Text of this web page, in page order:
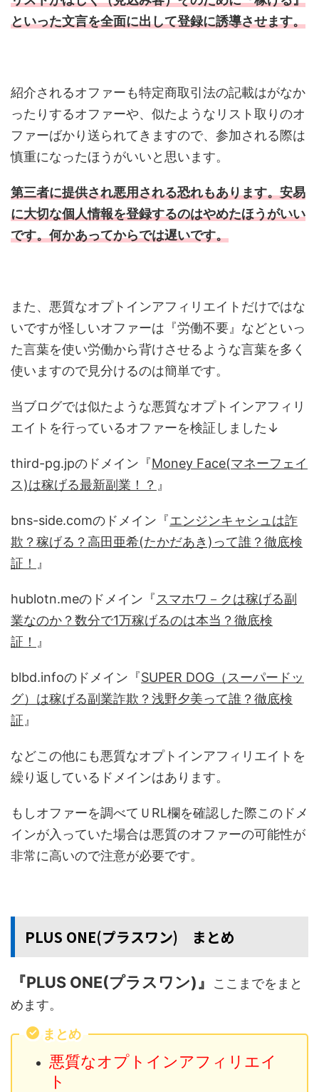
といった文言を全面に出して登録に誘導させます。
紹介されるオファーも特定商取引法の記載はがなか
ったりするオファーや、似たようなリスト取りのオ
ファーばかり送られてきますので、参加される際は
慎重になったほうがいいと思います。
第三者に提供され悪用される恐れもあります。安易
に大切な個人情報を登録するのはやめたほうがいい
です。何かあってからでは遅いです。
また、悪質なオプトインアフィリエイトだけではな
いですが怪しいオファーは『労働不要』などといっ
た言葉を使い労働から背けさせるような言葉を多く
使いますので見分けるのは簡単です。
当ブログでは似たような悪質なオプトインアフィリ
エイトを行っているオファーを検証しました↓
third-pg.jpのドメイン『Money Face(マネーフェイ
ス)は稼げる最新副業！？ 』
bns-side.comのドメイン『エンジンキャシュは詐
欺？稼げる？高田亜希(たかだあき)って誰？徹底検
証！
』
hublotn.meのドメイン『 スマホワ－クは稼げる副
業なのか？数分で1万稼げるのは本当？徹底検
証！
』
blbd.infoのドメイン『SUPER DOG（スーパードッ
グ）は稼げる副業詐欺？浅野夕美って誰？徹底検
証 』
などこの他にも悪質なオプトインアフィリエイトを
繰り返しているドメインはあります。
もしオファーを調べてＵRL欄を確認した際このドメ
インが入っていた場合は悪質のオファーの可能性が
非常に高いので注意が必要です。
PLUS ONE(プラスワン) まとめ
『PLUS ONE(プラスワン)』
ここまでをまと
めます。
まとめ
悪質なオプトインアフィリエイ
ト